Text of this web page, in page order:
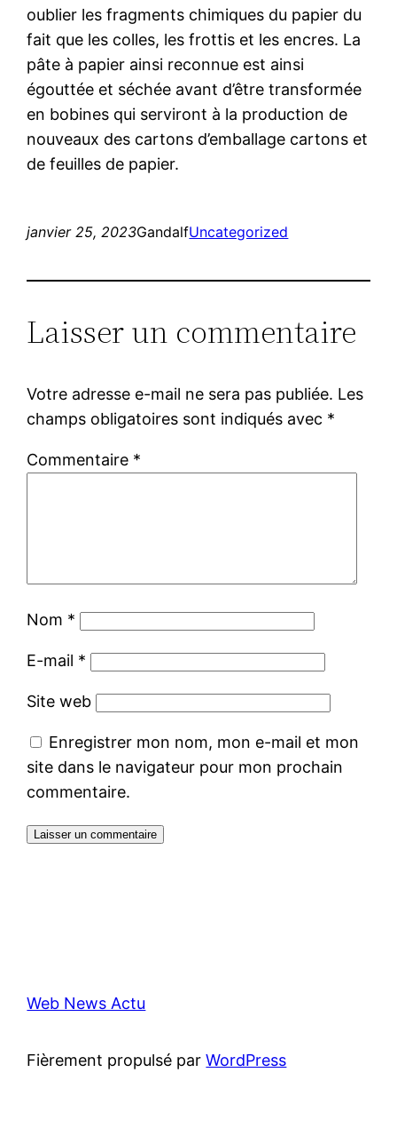
oublier les fragments chimiques du papier du
fait que les colles, les frottis et les encres. La
pâte à papier ainsi reconnue est ainsi
égouttée et séchée avant d’être transformée
en bobines qui serviront à la production de
nouveaux des cartons d’emballage cartons et
de feuilles de papier.
janvier 25, 2023GandalfUncategorized
Laisser un commentaire
Votre adresse e-mail ne sera pas publiée. Les
champs obligatoires sont indiqués avec *
Commentaire *
Nom *
E-mail *
Site web
Enregistrer mon nom, mon e-mail et mon
site dans le navigateur pour mon prochain
commentaire.
Web News Actu
Fièrement propulsé parWordPress